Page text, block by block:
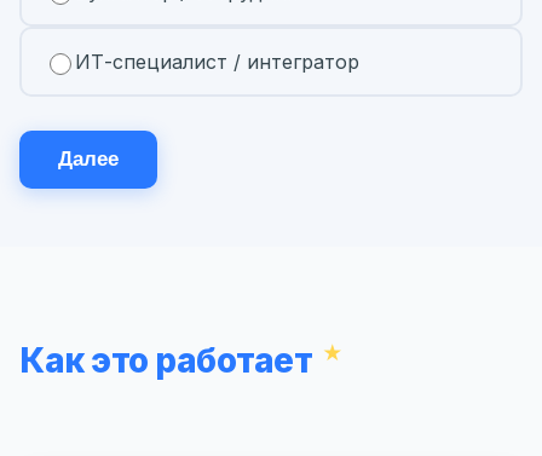
ИТ-специалист / интегратор
Далее
Как это работает